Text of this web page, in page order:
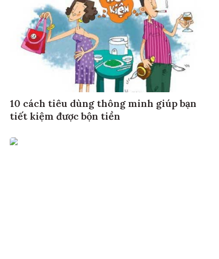
10 cách tiêu dùng thông minh giúp bạn
tiết kiệm được bộn tiền